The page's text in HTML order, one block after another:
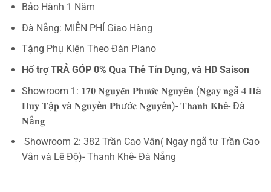
Bảo Hành 1 Năm
Đà Nẵng: MIỄN PHÍ Giao Hàng
Tặng Phụ Kiện Theo Đàn Piano
Hổ trợ TRẢ GÓP 0% Qua Thẻ Tín Dụng, và HD Saison
Showroom 1: 𝟏𝟕𝟎 𝐍𝐠𝐮𝐲𝐞̂̃𝐧 𝐏𝐡𝐮̛𝐨̛́𝐜 𝐍𝐠𝐮𝐲ê𝐧 (𝐍𝐠𝐚𝐲 𝐧𝐠ã 𝟒 𝐇à
𝐇𝐮𝐲 𝐓ậ𝐩 𝐯à 𝐍𝐠𝐮𝐲ễ𝐧 𝐏𝐡ướ𝐜 𝐍𝐠𝐮𝐲ê𝐧)- 𝐓𝐡𝐚𝐧𝐡 𝐊𝐡ê- Đà
𝐍ẵ𝐧𝐠
Showroom 2: 382 Trần Cao Vân( Ngay ngã tư Trần Cao
Vân và Lê Độ)- Thanh Khê- Đà Nẵng